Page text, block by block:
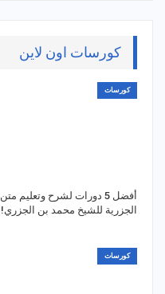
كورسات اون لاين
كورسات
أفضل 5 دورات لشرح وتعليم متن
الجزرية للشيخ محمد بن الجزري!
كورسات